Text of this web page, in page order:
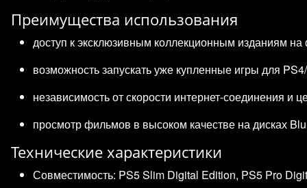
Преимущества использования
доступ к эксклюзивным коллекционным изданиям на
возможность запускать уже купленные игры для
независимость от скорости интернет‑соединения и
просмотр фильмов в высоком качестве на дисках
Технические характеристики
Совместимость: PS5 Slim Digital Edition, PS5 Pro